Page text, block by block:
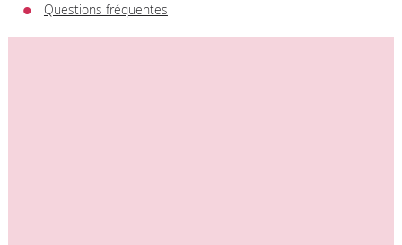
Questions fréquentes